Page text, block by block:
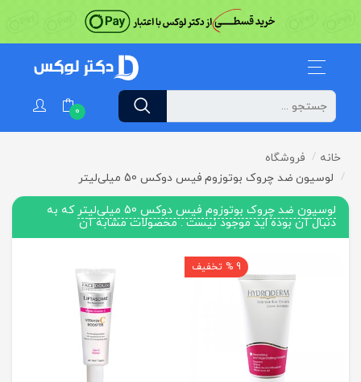
0
خانه
فروشگاه
لوسیون ضد چروک بوتوزوم فیس دوکس 50 میلی‌لیتر
لوسیون ضد چروک بوتوزوم فیس دوکس 50 میلی‌لیتر
که به
دنبال آن بوده اید موجود نیست . محصولات مشابه آن
9 % تخفیف